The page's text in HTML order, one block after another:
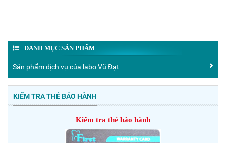
DANH MỤC SẢN PHẨM
Sản phẩm dịch vụ của labo Vũ Đạt
KIỂM TRA THẺ BẢO HÀNH
Kiểm tra thẻ bảo hành